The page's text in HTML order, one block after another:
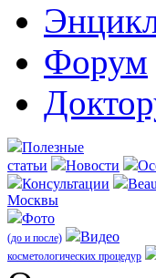
Форум
Полезные
статьи
Новости
Консультации
Москвы
Фото
(до и после) Видео
косметологических процедур